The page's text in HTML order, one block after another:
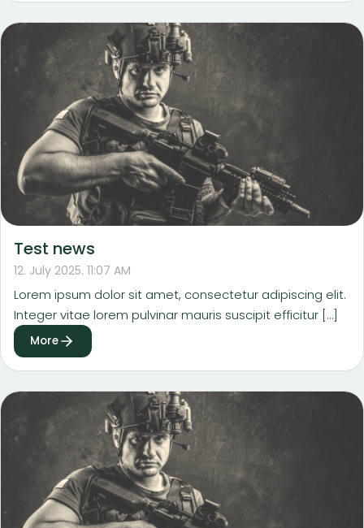
Test news
12. July 2025. 11:07 AM
Lorem ipsum dolor sit amet, consectetur adipiscing elit.
Integer vitae lorem pulvinar mauris suscipit efficitur […]
More